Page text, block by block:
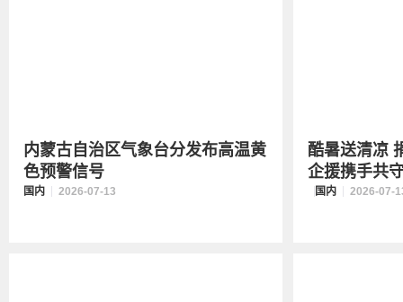
内蒙古自治区气象台分发布高温黄
色预警信号
国内 2026-07-13
酷暑送清凉
企援携手共
国内 2026-07-